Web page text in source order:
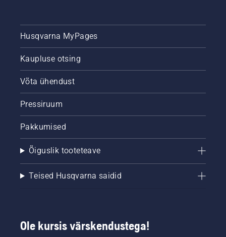
Husqvarna MyPages
Kaupluse otsing
Võta ühendust
Pressiruum
Pakkumised
Õiguslik tooteteave
Teised Husqvarna saidid
Ole kursis värskendustega!